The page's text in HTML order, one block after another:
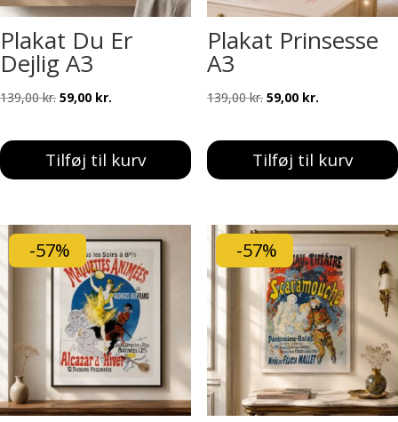
Plakat Du Er
Dejlig A3
139,00kr. Den
pris
var:
59,00 kr.
pris
er:
Tilføj til kurv
Plakat Prinsesse
A3
139,00kr. Den
pris
var:
59,00 kr.Den
pris
er:
Tilføj til kurv
-57% -57%